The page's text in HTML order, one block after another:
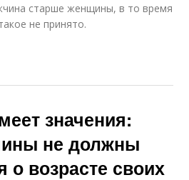
старше женщины, в то время
не принято.
значения:
не должны
о возрасте своих